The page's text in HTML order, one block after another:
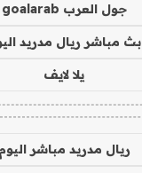
جول العرب goalarab
بث مباشر ريال مدريد
يلا لايف
ريال مدريد مباشر اليوم